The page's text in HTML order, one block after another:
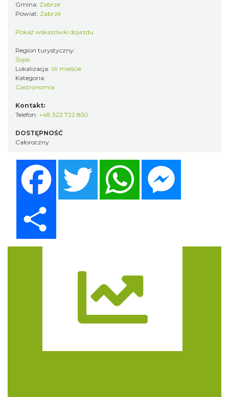
Gmina: Zabrze
Powiat: Zabrze
Pokaż wskazówki dojazdu
Region turystyczny:
Śląsk
Lokalizacja: W mieście
Kategoria:
Gastronomia
Kontakt:
Telefon: +48 322 722 850
DOSTĘPNOŚĆ
Całoroczny
Twitter WhatsApp